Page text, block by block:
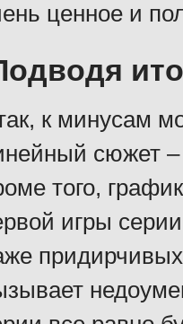
ценное и
к минусам
сюжет –
того,
игры
придирчивых